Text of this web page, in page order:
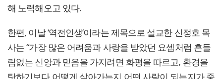
해 노력해오고 있다.
한편, 이날 ‘역전인생’이라는 제목으로 설교한 신정호 목
사는 “가장 많은 어려움과 사랑을 받았던 요셉처럼 흔들
림없는 신앙과 믿음을 가지려면 화평을 따르고, 환경을
탓하기보다 어떻게 살아가는지 어떤 사람이 되는지가 중